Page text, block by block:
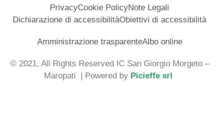
PrivacyCookie PolicyNote Legali
Dichiarazione di accessibilitàObiettivi di accessibilità
Amministrazione trasparenteAlbo online
© 2021, All Rights Reserved IC San Giorgio Morgeto –
Maropati
| Powered by Picieffe srl